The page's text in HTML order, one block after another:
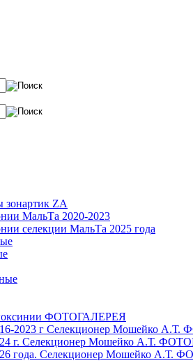
зонартик ZA
МальТа 2020-2023
селекции МальТа 2025 года
ФОТОГАЛЕРЕЯ
2023 г Селекционер Мошейко
г. Селекционер Мошейко А.Т.
года. Селекционер Мошейко А.Т.